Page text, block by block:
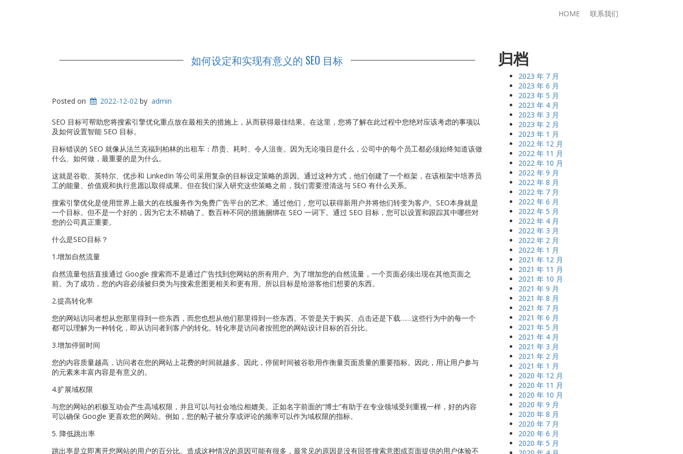
HOME 联系我们
如何设定和实现有意义的 SEO 目标
Posted on 2022-12-02 by admin
SEO 目标可帮助您将搜索引擎优化重点放在最相关的措施上，从而获得最佳结果。在这里，您将了解在此过程中您绝对应该考虑的事项以
及如何设置智能 SEO 目标。
目标错误的 SEO 就像从法兰克福到柏林的出租车：昂贵、耗时、令人沮丧。因为无论项目是什么，公司中的每个员工都必须始终知道该做
什么、如何做，最重要的是为什么。
这就是谷歌、英特尔、优步和 LinkedIn 等公司采用复杂的目标设定策略的原因。通过这种方式，他们创建了一个框架，在该框架中培养员
工的能量、价值观和执行意愿以取得成果。但在我们深入研究这些策略之前，我们需要澄清这与 SEO 有什么关系。
搜索引擎优化是使用世界上最大的在线服务作为免费广告平台的艺术。通过他们，您可以获得新用户并将他们转变为客户。SEO本身就是
一个目标。但不是一个好的，因为它太不精确了。数百种不同的措施捆绑在 SEO 一词下。通过 SEO 目标，您可以设置和跟踪其中哪些对
您的公司真正重要。
什么是SEO目标？
1.增加自然流量
自然流量包括直接通过 Google 搜索而不是通过广告找到您网站的所有用户。为了增加您的自然流量，一个页面必须出现在其他页面之
前。为了成功，您的内容必须被归类为与搜索意图更相关和更有用。所以目标是给游客他们想要的东西。
2.提高转化率
您的网站访问者想从您那里得到一些东西，而您也想从他们那里得到一些东西。不管是关于购买、点击还是下载……这些行为中的每一个
都可以理解为一种转化，即从访问者到客户的转化。转化率是访问者按照您的网站设计目标的百分比。
3.增加停留时间
您的内容质量越高，访问者在您的网站上花费的时间就越多。因此，停留时间被谷歌用作衡量页面质量的重要指标。因此，用让用户参与
的元素来丰富内容是有意义的。
4.扩展域权限
与您的网站的积极互动会产生高域权限，并且可以与社会地位相媲美。正如名字前面的“博士”有助于在专业领域受到重视一样，好的内容
可以确保 Google 更喜欢您的网站。例如，您的帖子被分享或评论的频率可以作为域权限的指标。
5. 降低跳出率
跳出率是立即离开您网站的用户的百分比。造成这种情况的原因可能有很多，最常见的原因是没有回答搜索意图或页面提供的用户体验不
归档
2023 年 7 月
2023 年 6 月
2023 年 5 月
2023 年 4 月
2023 年 3 月
2023 年 2 月
2023 年 1 月
2022 年 12 月
2022 年 11 月
2022 年 10 月
2022 年 9 月
2022 年 8 月
2022 年 7 月
2022 年 6 月
2022 年 5 月
2022 年 4 月
2022 年 3 月
2022 年 2 月
2022 年 1 月
2021 年 12 月
2021 年 11 月
2021 年 10 月
2021 年 9 月
2021 年 8 月
2021 年 7 月
2021 年 6 月
2021 年 5 月
2021 年 4 月
2021 年 3 月
2021 年 2 月
2021 年 1 月
2020 年 12 月
2020 年 11 月
2020 年 10 月
2020 年 9 月
2020 年 8 月
2020 年 7 月
2020 年 6 月
2020 年 5 月